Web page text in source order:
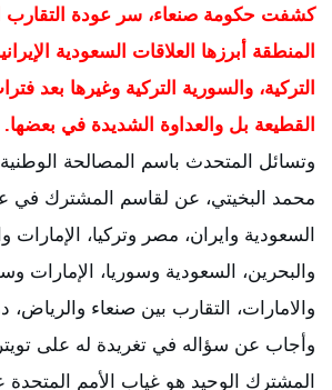
القطيعة بل والعداوة الشديدة في بعضها.